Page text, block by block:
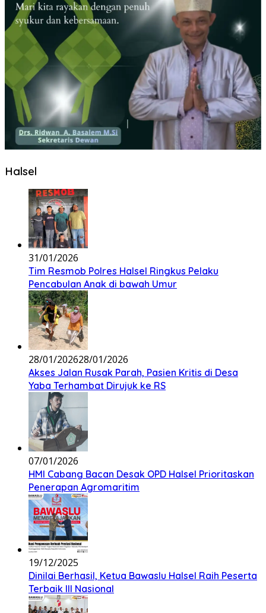
Halsel
31/01/2026
Tim Resmob Polres Halsel Ringkus Pelaku
Pencabulan Anak di bawah Umur
28/01/202628/01/2026
Akses Jalan Rusak Parah, Pasien Kritis di Desa
Yaba Terhambat Dirujuk ke RS
07/01/2026
HMI Cabang Bacan Desak OPD Halsel Prioritaskan
Penerapan Agromaritim
19/12/2025
Dinilai Berhasil, Ketua Bawaslu Halsel Raih Peserta
Terbaik III Nasional